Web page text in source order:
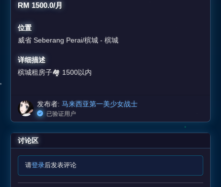
RM 1500.0/月
位置
威省 Seberang Perai/槟城 - 槟城
详细描述
槟城租房子🏘️ 1500以内
发布者: 马来西亚第一美少女战士
已验证用户
讨论区
请登录后发表评论